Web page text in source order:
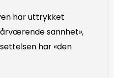
har uttrykket
sannhet»,
har «den